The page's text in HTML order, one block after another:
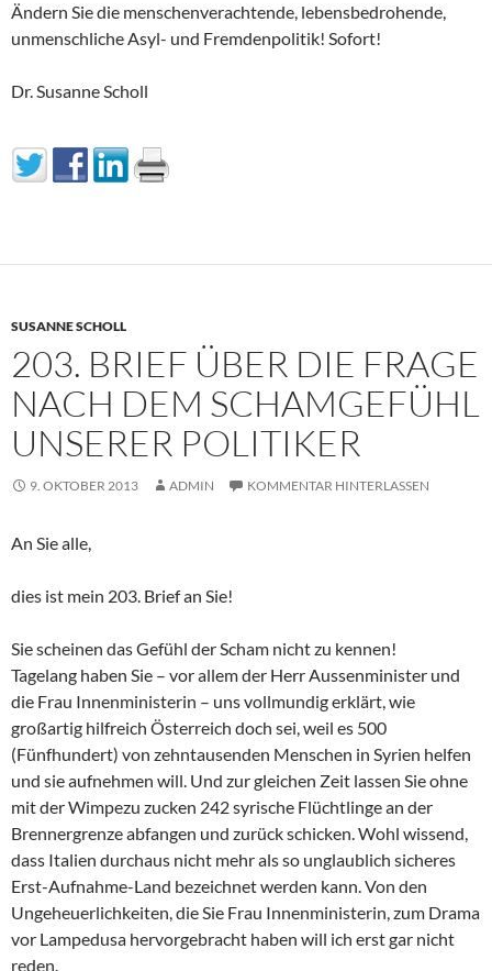
Ändern Sie die menschenverachtende, lebensbedrohende,
unmenschliche Asyl- und Fremdenpolitik! Sofort!
Dr. Susanne Scholl
SUSANNE SCHOLL
203. BRIEF ÜBER DIE FRAGE
NACH DEM SCHAMGEFÜHL
UNSERER POLITIKER
9. OKTOBER 2013 ADMIN KOMMENTAR HINTERLASSEN
An Sie alle,
dies ist mein 203. Brief an Sie!
Sie scheinen das Gefühl der Scham nicht zu kennen!
Tagelang haben Sie – vor allem der Herr Aussenminister und
die Frau Innenministerin – uns vollmundig erklärt, wie
großartig hilfreich Österreich doch sei, weil es 500
(Fünfhundert) von zehntausenden Menschen in Syrien helfen
und sie aufnehmen will. Und zur gleichen Zeit lassen Sie ohne
mit der Wimpezu zucken 242 syrische Flüchtlinge an der
Brennergrenze abfangen und zurück schicken. Wohl wissend,
dass Italien durchaus nicht mehr als so unglaublich sicheres
Erst-Aufnahme-Land bezeichnet werden kann. Von den
Ungeheuerlichkeiten, die Sie Frau Innenministerin, zum Drama
vor Lampedusa hervorgebracht haben will ich erst gar nicht
reden.